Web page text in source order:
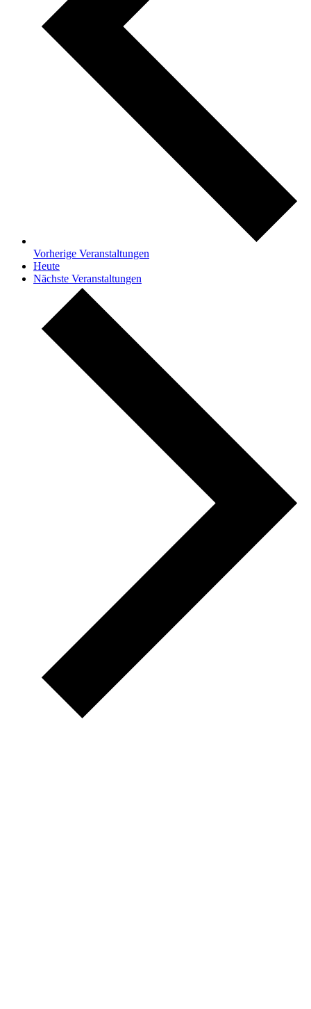
Vorherige Veranstaltungen
Heute
Nächste Veranstaltungen